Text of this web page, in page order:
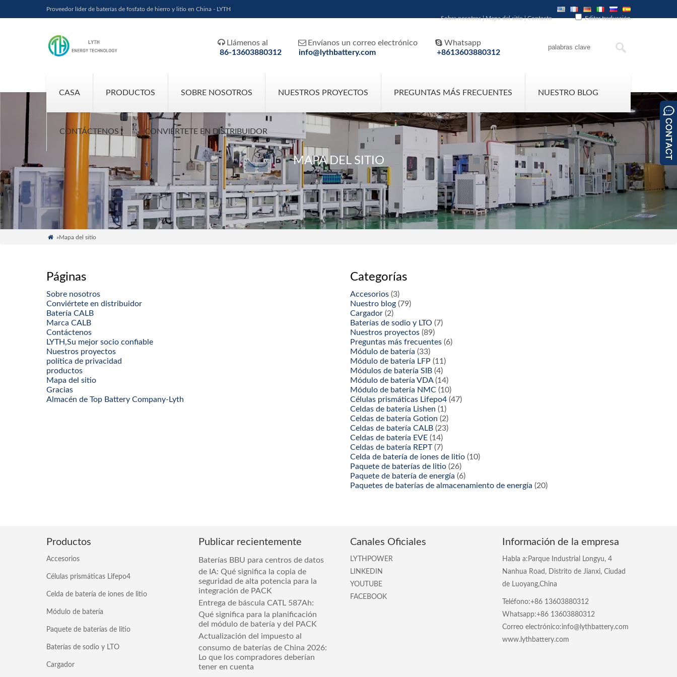
Proveedor líder de baterías de fosfato de hierro y litio en China - LYTH
Sobre nosotros|Mapa del sitio|Contacto Editar traducción
 Llámenos al
86-13603880312
 Envíanos un correo electrónico
info@lythbattery.com
 Whatsapp
+8613603880312
CASA PRODUCTOS SOBRE NOSOTROS NUESTROS PROYECTOS PREGUNTAS MÁS FRECUENTES NUESTRO BLOG
CONTÁCTENOS CONVIÉRTETE EN DISTRIBUIDOR
MAPA DEL SITIO
 »Mapa del sitio
Páginas
Sobre nosotros
Conviértete en distribuidor
Batería CALB
Marca CALB
Contáctenos
LYTH,Su mejor socio confiable
Nuestros proyectos
política de privacidad
productos
Mapa del sitio
Gracias
Almacén de Top Battery Company-Lyth
Categorías
Accesorios (3)
Nuestro blog (79)
Cargador (2)
Baterías de sodio y LTO (7)
Nuestros proyectos (89)
Preguntas más frecuentes (6)
Módulo de batería (33)
Módulo de batería LFP (11)
Módulos de batería SIB (4)
Módulo de batería VDA(14)
Módulo de batería NMC (10)
Células prismáticas Lifepo4 (47)
Celdas de batería Lishen (1)
Celdas de batería Gotion (2)
Celdas de batería CALB (23)
Celdas de batería EVE (14)
Celdas de batería REPT(7)
Celda de batería de iones de litio (10)
Paquete de baterías de litio (26)
Paquete de batería de energía (6)
Paquetes de baterías de almacenamiento de energía (20)
Productos
Accesorios
Células prismáticas Lifepo4
Celda de batería de iones de litio
Módulo de batería
Paquete de baterías de litio
Baterías de sodio y LTO
Cargador
Publicar recientemente
Baterías BBU para centros de datos
de IA: Qué significa la copia de
seguridad de alta potencia para la
integración de PACK
Entrega de báscula CATL 587Ah:
Qué significa para la planificación
del módulo de batería y del PACK
Actualización del impuesto al
consumo de baterías de China 2026:
Lo que los compradores deberían
tener en cuenta
Canales Oficiales
LYTHPOWER
LINKEDIN
YOUTUBE
FACEBOOK
Información de la empresa
Habla a:Parque Industrial Longyu, 4
Nanhua Road, Distrito de Jianxi, Ciudad
de Luoyang,China
Teléfono:+86 13603880312
Whatsapp:+86 13603880312
Correo electrónico:info@lythbattery.com
www.lythbattery.com